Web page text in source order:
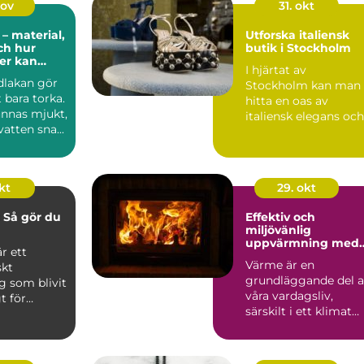
material,
hur
kan
gör
torka.
mjukt,
sna...
31. okt
Utforska italiensk
butik i Stockholm
I hjärtat av
Stockholm kan man
hitta en oas av
italiensk elegans och
gör du
ett
som blivit
för
29. okt
Effektiv och
miljövänlig
uppvärmning med
pelletsbrännare
Värme är en
grundläggande del
våra vardagsliv,
särskilt i ett klimat